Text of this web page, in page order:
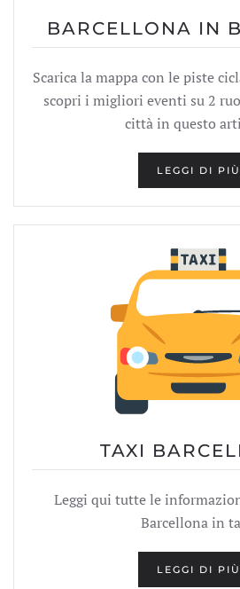
BARCELLONA IN
Scarica la mappa con le piste
scopri i migliori eventi su 2
città in questo
LEGGI DI PIÙ
TAXI
Leggi qui tutte le
Barcellona in
LEGGI DI PIÙ